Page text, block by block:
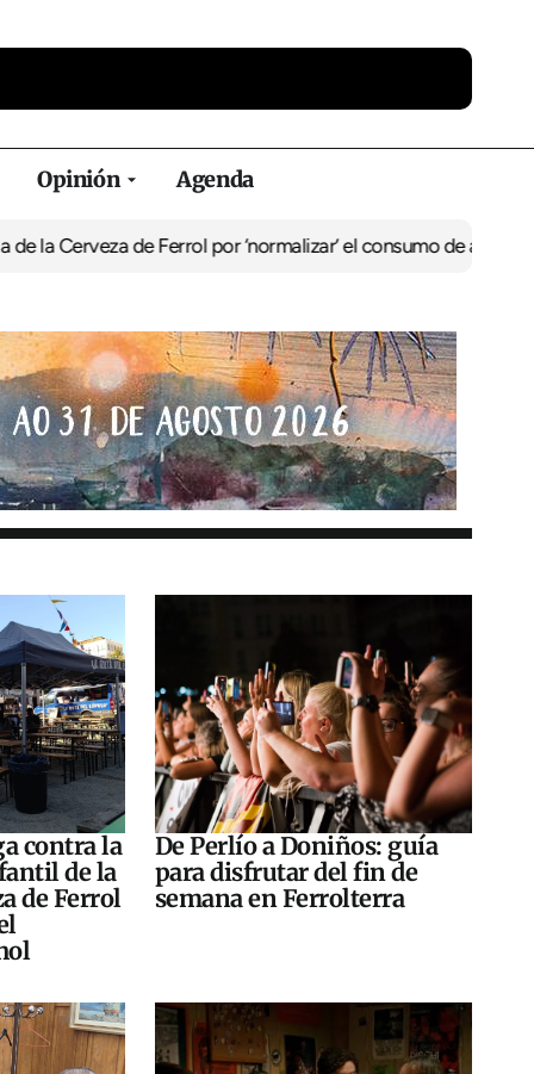
Opinión Agenda
de Ferrol por ‘normalizar’ el consumo de alcoholDe Perlío a
contra la
de la
de Ferrol
De Perlío a Doniños: guía
para disfrutar del fin de
semana en Ferrolterra